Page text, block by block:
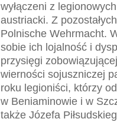
wyłączeni z
austriacki. Z
Polnische Wehrmacht.
sobie ich lojalność i
przysięgi
wierności sojuszniczej
roku legioniści, którzy
w Beniaminowie i w
także Józefa